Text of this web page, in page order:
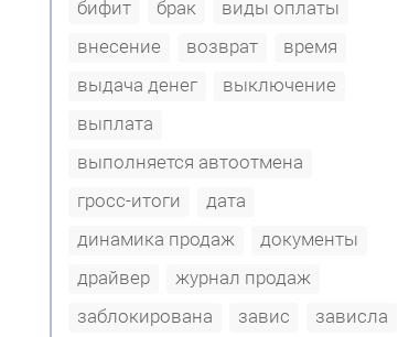
бифит
брак
виды оплаты
внесение
возврат
время
выдача денег
выключение
выплата
выполняется автоотмена
гросс-итоги
дата
динамика продаж
документы
драйвер
журнал продаж
заблокирована
завис
зависла